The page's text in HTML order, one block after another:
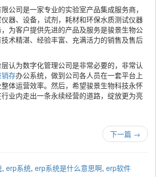
公司是一家专业的实验室产品集成服务商，
器、设备，试剂，耗材和环保水质测试仪器
为客户提供先进的产品及服务是骏景生物公
术精湛、经验丰富、充满活力的销售及售后
认为数字化管理公司是非常必要的，非常认
存办公系统，做到公司各人员在一套平台上
体运营效率。然后，希望骏景生物科技永怀
业内走出一条永续经营的道路，绽放更为亮
下一篇 →
, erp系统, erp系统是什么意思啊, erp软件